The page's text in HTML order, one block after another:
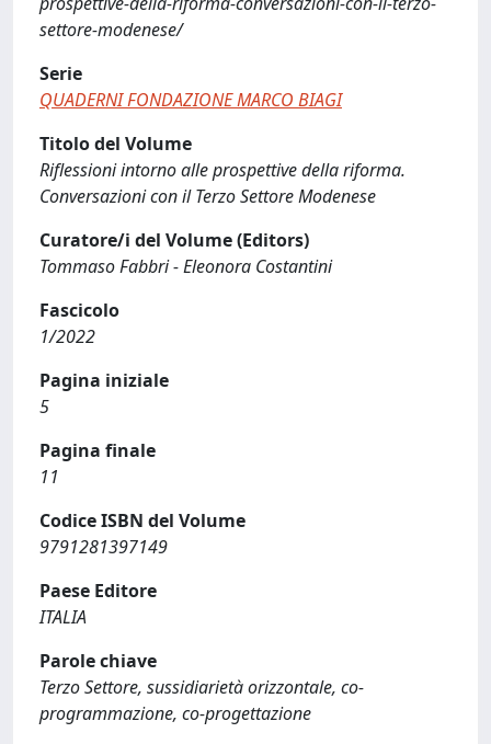
settore-modenese/
Serie
QUADERNI FONDAZIONE MARCO BIAGI
Titolo del Volume
Riflessioni intorno alle prospettive della riforma.
Conversazioni con il Terzo Settore Modenese
Curatore/i del Volume (Editors)
Tommaso Fabbri - Eleonora Costantini
Fascicolo
1/2022
Pagina iniziale
5
Pagina finale
11
Codice ISBN del Volume
9791281397149
Paese Editore
ITALIA
Parole chiave
Terzo Settore, sussidiarietà orizzontale, co-
programmazione, co-progettazione